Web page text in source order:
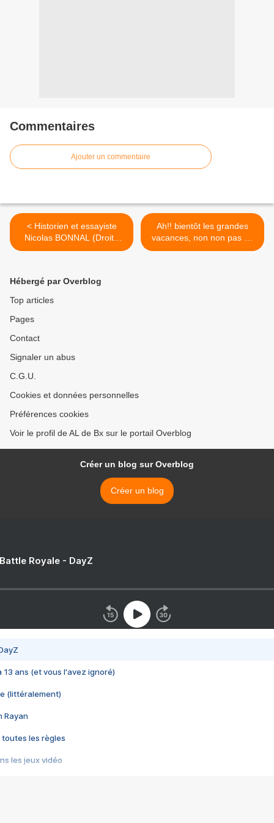
Commentaires
Ajouter un commentaire
< Historien et essayiste
Nicolas BONNAL (Droite
Libérale) nous procure sa
Madelinistes çà décoiffe
Ah!! bientôt les grandes
vacances, non non pas de
49/3, nous nous concertons
Hébergé par Overblog
Top articles
Pages
Contact
Signaler un abus
C.G.U.
Cookies et données personnelles
Préférences cookies
Voir le profil de AL de Bx sur le portail Overblog
Créer un blog sur Overblog
Créer un blog
Royale - DayZ
13 ans (et vous l'avez ignoré)
(littéralement)
Rayan
toutes les règles
les jeux vidéo